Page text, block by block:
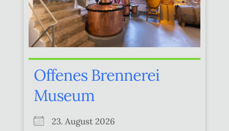
Offenes Brennerei
Museum
23. August 2026